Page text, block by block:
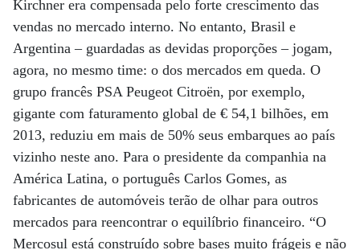
Kirchner era compensada pelo forte crescimento das
vendas no mercado interno. No entanto, Brasil e
Argentina – guardadas as devidas proporções – jogam,
agora, no mesmo time: o dos mercados em queda. O
grupo francês PSA Peugeot Citroën, por exemplo,
gigante com faturamento global de € 54,1 bilhões, em
2013, reduziu em mais de 50% seus embarques ao país
vizinho neste ano. Para o presidente da companhia na
América Latina, o português Carlos Gomes, as
fabricantes de automóveis terão de olhar para outros
mercados para reencontrar o equilíbrio financeiro. “O
Mercosul está construído sobre bases muito frágeis e não